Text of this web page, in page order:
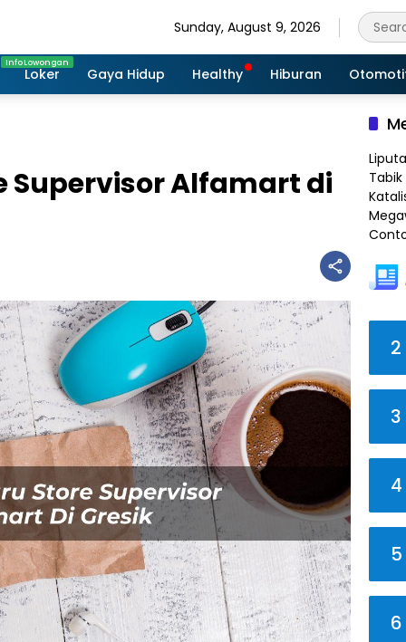
Sunday, August 9, 2026
Loker Gaya Hidup Healthy Hiburan
Supervisor Alfamart di
Tabik
2
3
4
5
6